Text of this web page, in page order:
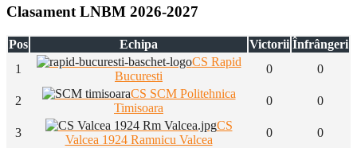
Clasament LNBM 2026-2027
Pos Echipa Victorii Înfrângeri
1
CS Rapid
Bucuresti
0 0
2
CS SCM Politehnica
Timisoara
0 0
3
CS
Valcea 1924 Ramnicu Valcea
0 0